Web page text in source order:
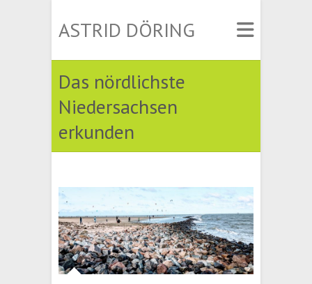
ASTRID DÖRING
Das nördlichste
Niedersachsen
erkunden